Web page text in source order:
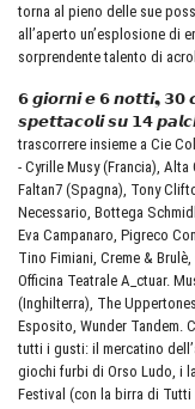
torna al pieno delle sue
all’aperto un’esplosione di
sorprendente talento di
𝟲 𝙜𝙞𝙤𝙧𝙣𝙞 𝙚 𝟲 𝙣𝙤𝙩𝙩𝙞❟
𝙨𝙥𝙚𝙩𝙩𝙖𝙘𝙤𝙡𝙞 𝙨𝙪 𝟭𝟰
trascorrere insieme a Cie
- Cyrille Musy (Francia),
Faltan7 (Spagna), Tony
Necessario, Bottega
Eva Campanaro, Pigreco
Tino Fimiani, Creme &
Officina Teatrale A_ctuar.
(Inghilterra), The
Esposito, Wunder Tandem.
tutti i gusti: il mercatino
giochi furbi di Orso Ludo, i
Festival (con la birra di Tutti